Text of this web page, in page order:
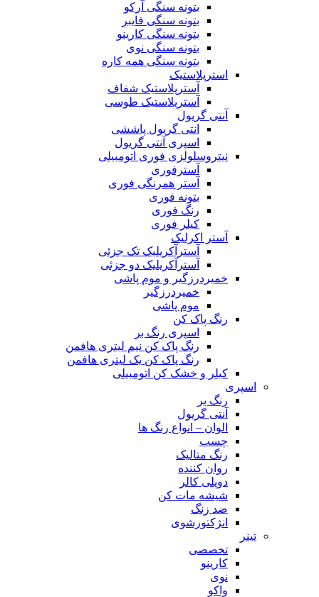
بتونه سنگی آرکو
بتونه سنگی فایبر
بتونه سنگی کارینو
بتونه سنگی نوی
بتونه سنگی همه کاره
استرپلاستیک
آسترپلاستیک شفاف
آسترپلاستیک طوسی
آنتی گریول
انتی گریول پاششی
اسپری آنتی گریول
نیتروسلولزی فوری اتومبیلی
آسترفوری
آستر همرنگی فوری
بتونه فوری
رنگ فوری
کیلر فوری
آستر اکرلیک
آسترآکریلیک تک جزئی
آسترآکریلیک دو جزئی
خمیردرزگیر و موم پاشی
خمیردرزگیر
موم پاشی
رنگ پاک کن
اسپری رنگ بر
رنگ پاک کن نیم لیتری هافمن
رنگ پاک کن یک لیتری هافمن
کیلر و خشک کن اتومبیلی
اسپری
رنگ بر
آنتی گریول
الوان – انواع رنگ ها
چسب
رنگ متالیک
روان کننده
دوپلی کالر
شیشه مات کن
ضد زنگ
انژکتورشوی
تینر
تخصصی
کارینو
نوی
واکو